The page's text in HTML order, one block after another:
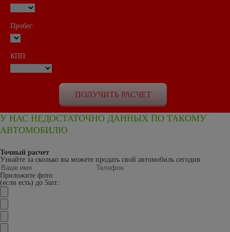
Пробег:
КПП:
У НАС НЕДОСТАТОЧНО ДАННЫХ ПО ТАКОМУ
АВТОМОБИЛЮ
Точный расчет
Узнайте за сколько вы можете продать свой автомобиль сегодня
Приложите фото
(если есть) до 5шт.: